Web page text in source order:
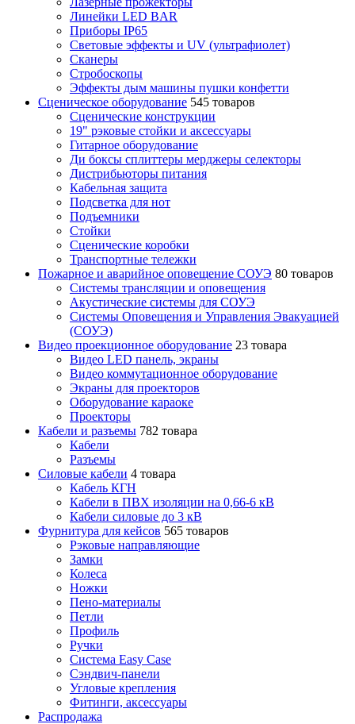
Линейки LED BAR
Приборы IP65
Световые эффекты и UV (ультрафиолет)
Сканеры
Стробоскопы
Эффекты дым машины пушки конфетти
Сценическое оборудование 545 товаров
Сценические конструкции
19" рэковые стойки и аксесcуары
Гитарное оборудование
Ди боксы сплиттеры мерджеры селекторы
Дистрибьюторы питания
Кабельная защита
Подсветка для нот
Подъемники
Стойки
Сценические коробки
Транспортные тележки
Пожарное и аварийное оповещение СОУЭ 80 товаров
Cистемы трансляции и оповещения
Акустические системы для СОУЭ
Системы Оповещения и Управления Эвакуацией
(СОУЭ)
Видео проекционное оборудование 23 товара
Видео LED панель, экраны
Видео коммутационное оборудование
Экраны для проекторов
Оборудование караоке
Проекторы
Кабели и разъемы 782 товара
Кабели
Разъемы
Силовые кабели 4 товара
Кабель КГН
Кабели в ПВХ изоляции на 0,66-6 кВ
Кабели силовые до 3 кВ
Фурнитура для кейсов 565 товаров
Рэковые направляющие
Замки
Колеса
Ножки
Пено-материалы
Петли
Профиль
Ручки
Система Easy Case
Сэндвич-панели
Угловые крепления
Фитинги, аксессуары
Распродажа